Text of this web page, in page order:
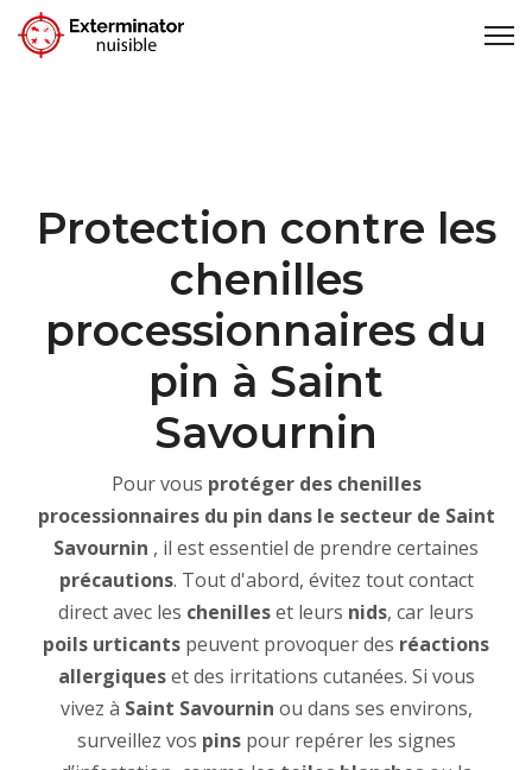
Protection contre les
chenilles
processionnaires du
pin à Saint
Savournin
Pour vous protéger des chenilles
processionnaires du pin dans le secteur de Saint
Savournin , il est essentiel de prendre certaines
précautions. Tout d'abord, évitez tout contact
direct avec les chenilleset leurs nids, car leurs
poils urticants peuvent provoquer des réactions
allergiqueset des irritations cutanées. Si vous
vivez à Saint Savournin ou dans ses environs,
surveillez vos pinspour repérer les signes